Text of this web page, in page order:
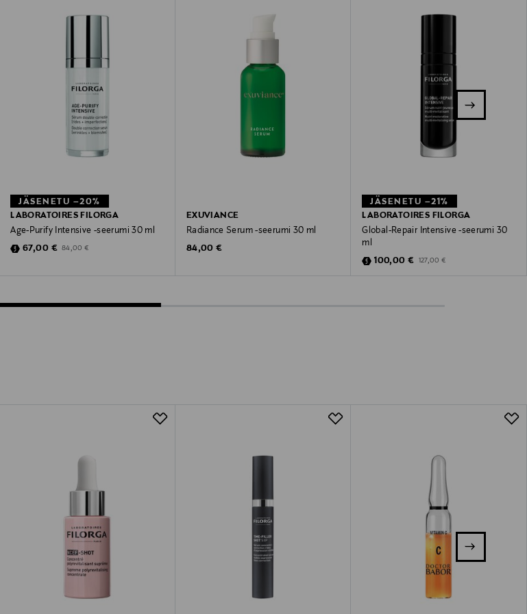
JÄSENETU –20%
LABORATOIRES FILORGA
Age-Purify Intensive -seerumi 30 ml
Discounted Price
67,00 € Original Price
84,00 €
EXUVIANCE
Radiance Serum -seerumi 30 ml
Original Price
84,00 €
JÄSENETU –21%
LABORATOIRES FILORGA
Global-Repair Intensive -seerumi 30
ml
Discounted Price
100,00 € Original Price
127,00 €